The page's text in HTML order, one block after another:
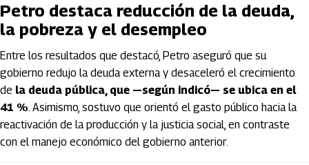
Petro destaca reducción de la deuda,
la pobreza y el desempleo
Entre los resultados que destacó, Petro aseguró que su
gobierno redujo la deuda externa y desaceleró el crecimiento
de la deuda pública, que —según indicó— se ubica en el
41 %. Asimismo, sostuvo que orientó el gasto público hacia la
reactivación de la producción y la justicia social, en contraste
con el manejo económico del gobierno anterior.